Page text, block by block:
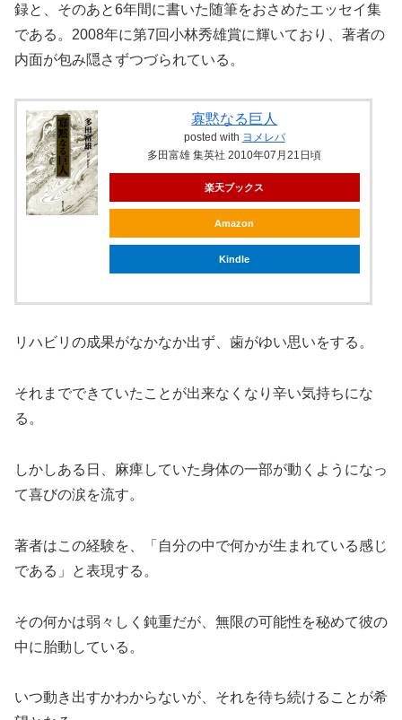
録と、そのあと6年間に書いた随筆をおさめたエッセイ集
である。2008年に第7回小林秀雄賞に輝いており、著者の
内面が包み隠さずつづられている。
寡黙なる巨人
posted with ヨメレバ
多田富雄 集英社 2010年07月21日頃
楽天ブックス
Amazon
Kindle
リハビリの成果がなかなか出ず、歯がゆい思いをする。
それまでできていたことが出来なくなり辛い気持ちにな
る。
しかしある日、麻痺していた身体の一部が動くようになっ
て喜びの涙を流す。
著者はこの経験を、「自分の中で何かが生まれている感じ
である」と表現する。
その何かは弱々しく鈍重だが、無限の可能性を秘めて彼の
中に胎動している。
いつ動き出すかわからないが、それを待ち続けることが希